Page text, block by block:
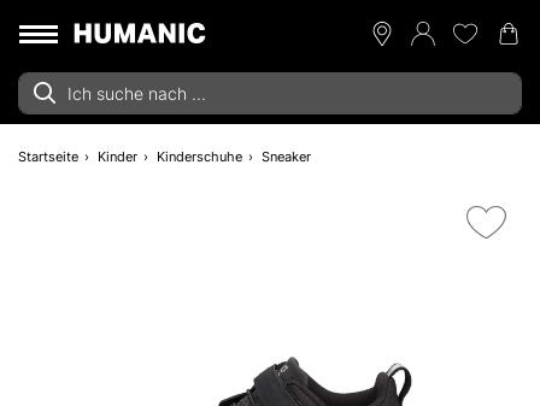
Startseite Kinder Kinderschuhe Sneaker